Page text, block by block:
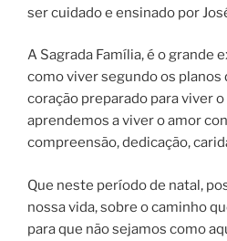
ser cuidado e ensinado por
A Sagrada Família, é o grande
como viver segundo os planos
coração preparado para viver
aprendemos a viver o amor
compreensão, dedicação,
Que neste período de natal,
nossa vida, sobre o caminho
para que não sejamos como